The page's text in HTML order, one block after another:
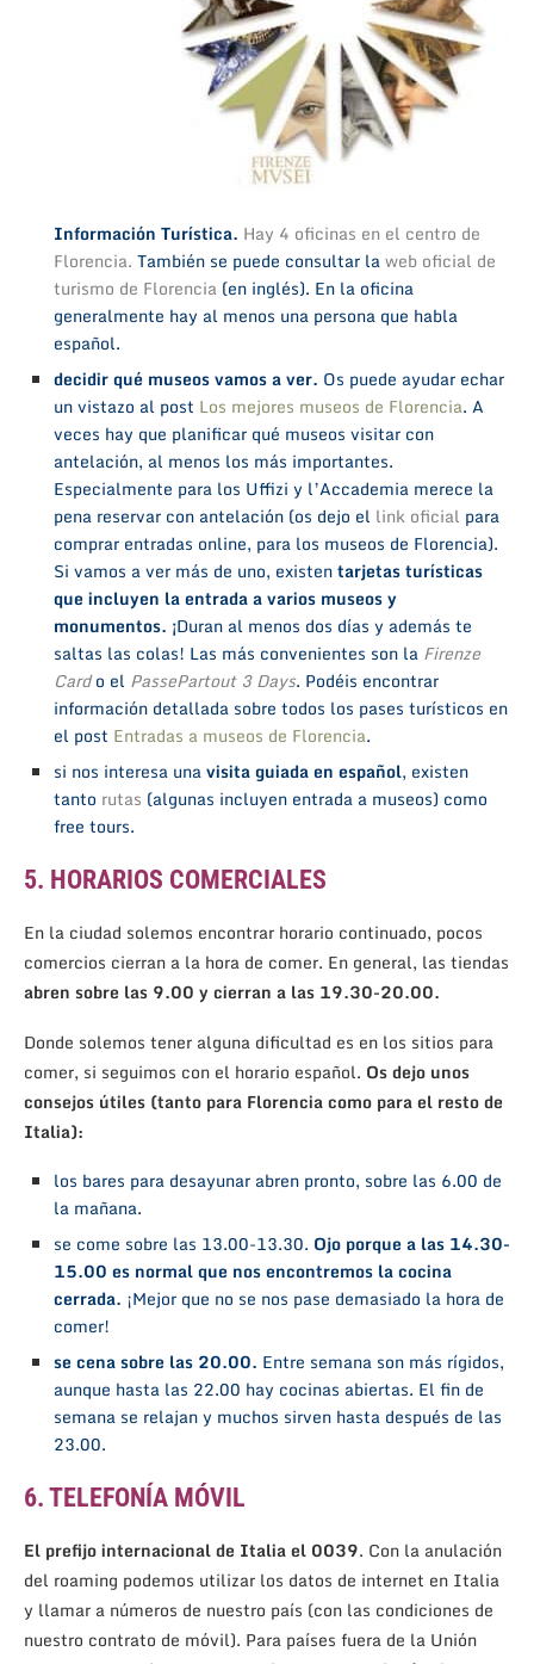
Información Turística. Hay 4 oficinas en el centro de
Florencia. También se puede consultar laweb oficial de
turismo de Florencia (en inglés). En la oficina
generalmente hay al menos una persona que habla
español.
decidir qué museos vamos a ver. Os puede ayudar echar
un vistazo al post Los mejores museos de Florencia. A
veces hay que planificar qué museos visitar con
antelación, al menos los más importantes.
Especialmente para los Uffizi y l’Accademia merece la
pena reservar con antelación (os dejo el link oficial para
comprar entradas online, para los museos de Florencia).
Si vamos a ver más de uno, existentarjetas turísticas
que incluyen la entrada a varios museos y
monumentos. ¡Duran al menos dos días y además te
saltas las colas! Las más convenientes son la Firenze
Cardo el PassePartout 3 Days. Podéis encontrar
información detallada sobre todos los pases turísticos en
el post Entradas a museos de Florencia.
si nos interesa unavisita guiada en español, existen
tanto rutas (algunas incluyen entrada a museos) como
free tours.
5. HORARIOS COMERCIALES
En la ciudad solemos encontrar horario continuado, pocos
comercios cierran a la hora de comer. En general, las tiendas
abren sobre las 9.00 y cierran a las 19.30-20.00.
Donde solemos tener alguna dificultad es en los sitios para
comer, si seguimos con el horario español. Os dejo unos
consejos útiles (tanto para Florencia como para el resto de
Italia):
los bares para desayunar abren pronto, sobre las 6.00 de
la mañana.
se come sobre las 13.00-13.30. Ojo porque a las 14.30-
15.00 es normal que nos encontremos la cocina
cerrada. ¡Mejor que no se nos pase demasiado la hora de
comer!
se cena sobre las 20.00. Entre semana son más rígidos,
aunque hasta las 22.00 hay cocinas abiertas. El fin de
semana se relajan y muchos sirven hasta después de las
23.00.
6. TELEFONÍA MÓVIL
El prefijo internacional de Italia el 0039. Con la anulación
del roaming podemos utilizar los datos de internet en Italia
y llamar a números de nuestro país (con las condiciones de
nuestro contrato de móvil). Para países fuera de la Unión